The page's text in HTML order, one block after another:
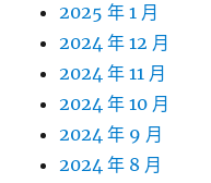
2025 年 1 月
2024 年 12 月
2024 年 11 月
2024 年 10 月
2024 年 9 月
2024 年 8 月